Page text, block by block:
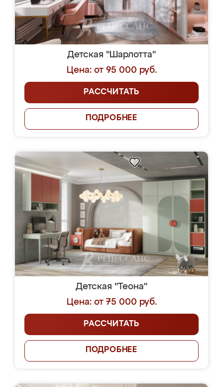
Детская "Шарлотта"
Цена: от 95 000 руб.
РАССЧИТАТЬ
ПОДРОБНЕЕ
Детская "Теона"
Цена: от 75 000 руб.
РАССЧИТАТЬ
ПОДРОБНЕЕ